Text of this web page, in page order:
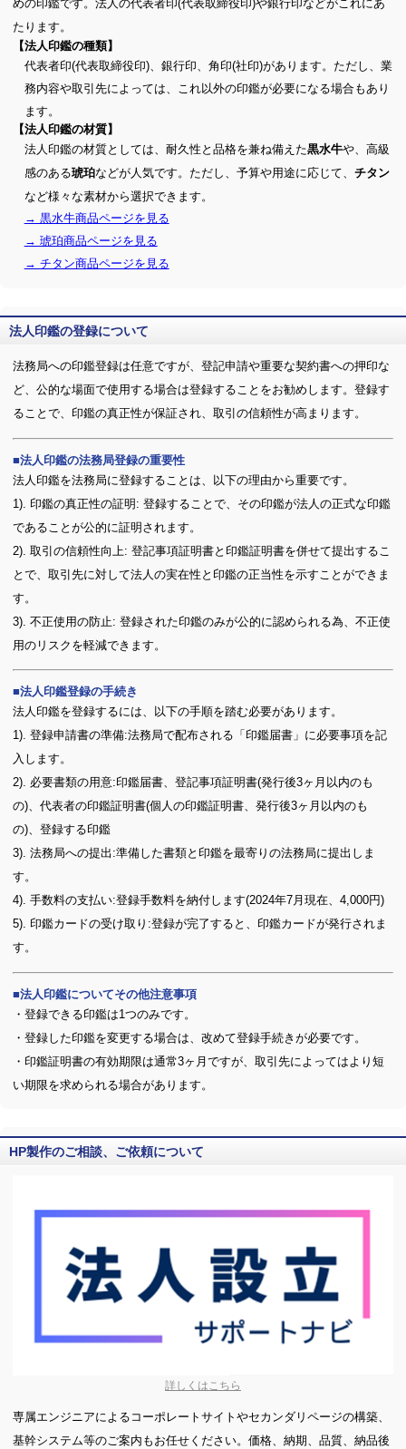
めの印鑑です。法人の代表者印(代表取締役印)や銀行印などがこれにあ
たります。
【法人印鑑の種類】
代表者印(代表取締役印)、銀行印、角印(社印)があります。ただし、業
務内容や取引先によっては、これ以外の印鑑が必要になる場合もあり
ます。
【法人印鑑の材質】
法人印鑑の材質としては、耐久性と品格を兼ね備えた黒水牛や、高級
感のある琥珀などが人気です。ただし、予算や用途に応じて、 チタン
など様々な素材から選択できます。
→ 黒水牛商品ページを見る
→ 琥珀商品ページを見る
→ チタン商品ページを見る
法人印鑑の登録について
法務局への印鑑登録は任意ですが、登記申請や重要な契約書への押印な
ど、公的な場面で使用する場合は登録することをお勧めします。登録す
ることで、印鑑の真正性が保証され、取引の信頼性が高まります。
法人印鑑の法務局登録の重要性
法人印鑑を法務局に登録することは、以下の理由から重要です。
1). 印鑑の真正性の証明: 登録することで、その印鑑が法人の正式な印鑑
であることが公的に証明されます。
2). 取引の信頼性向上: 登記事項証明書と印鑑証明書を併せて提出するこ
とで、取引先に対して法人の実在性と印鑑の正当性を示すことができま
す。
3). 不正使用の防止: 登録された印鑑のみが公的に認められる為、不正使
用のリスクを軽減できます。
法人印鑑登録の手続き
法人印鑑を登録するには、以下の手順を踏む必要があります。
1). 登録申請書の準備:法務局で配布される「印鑑届書」に必要事項を記
入します。
2). 必要書類の用意:印鑑届書、登記事項証明書(発行後3ヶ月以内のも
の)、代表者の印鑑証明書(個人の印鑑証明書、発行後3ヶ月以内のも
の)、登録する印鑑
3). 法務局への提出:準備した書類と印鑑を最寄りの法務局に提出しま
す。
4). 手数料の支払い:登録手数料を納付します(2024年7月現在、4,000円)
5). 印鑑カードの受け取り:登録が完了すると、印鑑カードが発行されま
す。
法人印鑑についてその他注意事項
・登録できる印鑑は1つのみです。
・登録した印鑑を変更する場合は、改めて登録手続きが必要です。
・印鑑証明書の有効期限は通常3ヶ月ですが、取引先によってはより短
い期限を求められる場合があります。
HP製作のご相談、ご依頼について
詳しくはこちら
専属エンジニアによるコーポレートサイトやセカンダリページの構築、
基幹システム等のご案内もお任せください。価格、納期、品質、納品後